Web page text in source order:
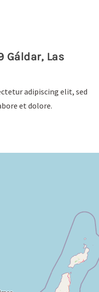
Gáldar, Las
adipiscing elit, sed
et dolore.